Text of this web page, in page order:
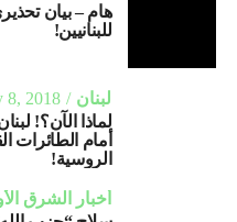
هام – بيان
للبنانيين!
لماذا الآن؟!
أمام الطائرات
الروسية!
أخبار الشرق
سلاح “حزب
المتحدة